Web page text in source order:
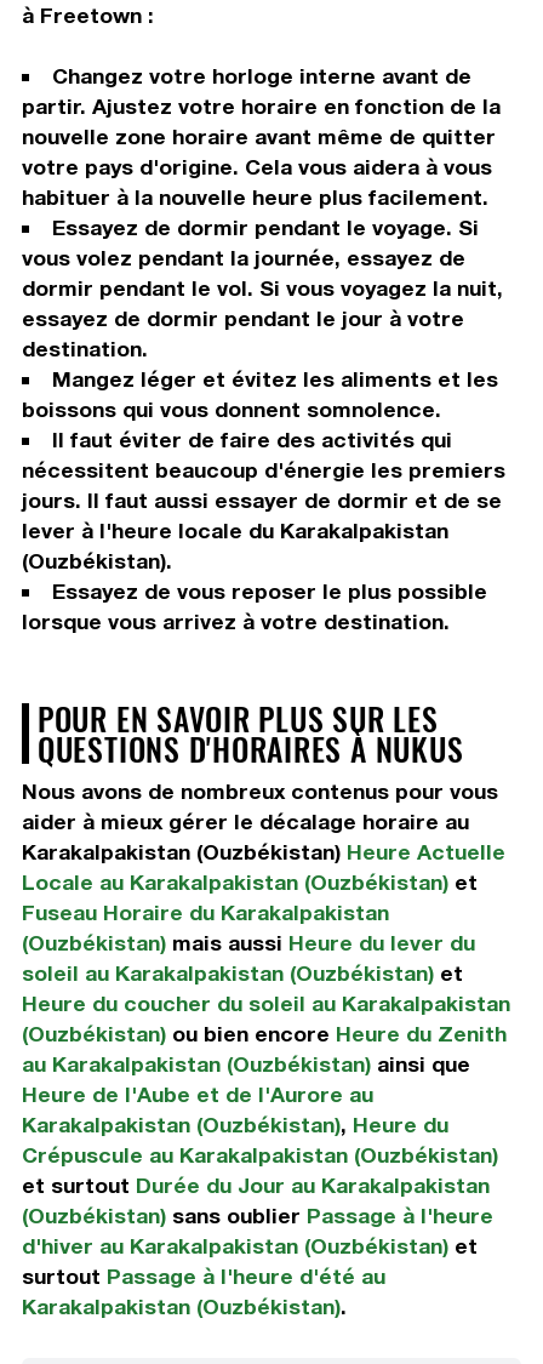
à Freetown :
Changez votre horloge interne avant de
partir. Ajustez votre horaire en fonction de la
nouvelle zone horaire avant même de quitter
votre pays d'origine. Cela vous aidera à vous
habituer à la nouvelle heure plus facilement.
Essayez de dormir pendant le voyage. Si
vous volez pendant la journée, essayez de
dormir pendant le vol. Si vous voyagez la nuit,
essayez de dormir pendant le jour à votre
destination.
Mangez léger et évitez les aliments et les
boissons qui vous donnent somnolence.
Il faut éviter de faire des activités qui
nécessitent beaucoup d'énergie les premiers
jours. Il faut aussi essayer de dormir et de se
lever à l'heure locale du Karakalpakistan
(Ouzbékistan).
Essayez de vous reposer le plus possible
lorsque vous arrivez à votre destination.
POUR EN SAVOIR PLUS SUR LES
QUESTIONS D'HORAIRES À NUKUS
Nous avons de nombreux contenus pour vous
aider à mieux gérer le décalage horaire au
Karakalpakistan (Ouzbékistan) Heure Actuelle
Locale au Karakalpakistan (Ouzbékistan)et
Fuseau Horaire du Karakalpakistan
(Ouzbékistan)mais aussi Heure du lever du
soleil au Karakalpakistan (Ouzbékistan)et
Heure du coucher du soleil au Karakalpakistan
(Ouzbékistan)ou bien encore Heure du Zenith
au Karakalpakistan (Ouzbékistan)ainsi que
Heure de l'Aube et de l'Aurore au
Karakalpakistan (Ouzbékistan), Heure du
Crépuscule au Karakalpakistan (Ouzbékistan)
et surtout Durée du Jour au Karakalpakistan
(Ouzbékistan)sans oublier Passage à l'heure
d'hiver au Karakalpakistan (Ouzbékistan)et
surtout Passage à l'heure d'été au
Karakalpakistan (Ouzbékistan).